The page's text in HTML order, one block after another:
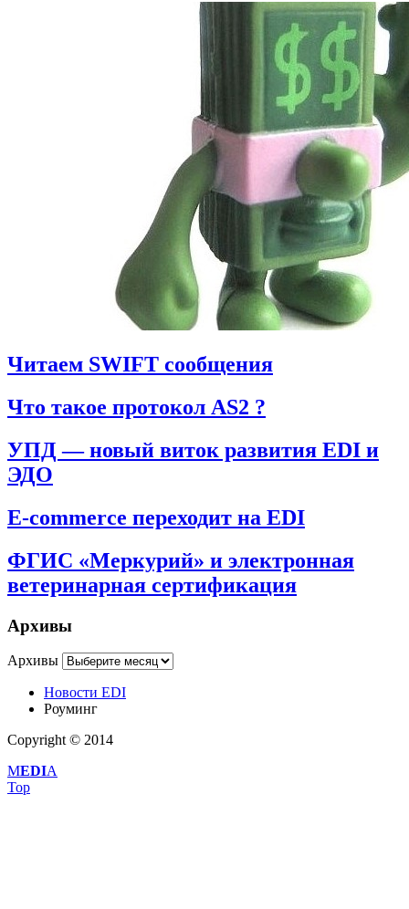
Читаем SWIFT сообщения
Что такое протокол AS2 ?
УПД — новый виток развития EDI и
ЭДО
E-commerce переходит на EDI
ФГИС «Меркурий» и электронная
ветеринарная сертификация
Архивы
Архивы
Новости EDI
Роуминг
Copyright © 2014
MEDIA
Top